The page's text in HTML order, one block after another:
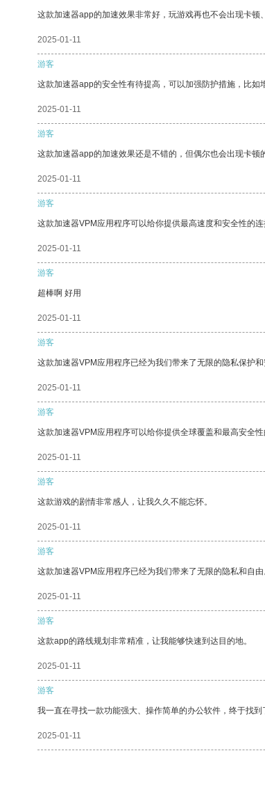
这款加速器app的加速效果非常好，玩游戏再也不会出现卡顿
2025-01-11
游客
这款加速器app的安全性有待提高，可以加强防护措施，比如
2025-01-11
游客
这款加速器app的加速效果还是不错的，但偶尔也会出现卡顿
2025-01-11
游客
这款加速器VPM应用程序可以给你提供最高速度和安全性的连
2025-01-11
游客
超棒啊 好用
2025-01-11
游客
这款加速器VPM应用程序已经为我们带来了无限的隐私保护和
2025-01-11
游客
这款加速器VPM应用程序可以给你提供全球覆盖和最高安全性
2025-01-11
游客
这款游戏的剧情非常感人，让我久久不能忘怀。
2025-01-11
游客
这款加速器VPM应用程序已经为我们带来了无限的隐私和自由
2025-01-11
游客
这款app的路线规划非常精准，让我能够快速到达目的地。
2025-01-11
游客
我一直在寻找一款功能强大、操作简单的办公软件，终于找
2025-01-11